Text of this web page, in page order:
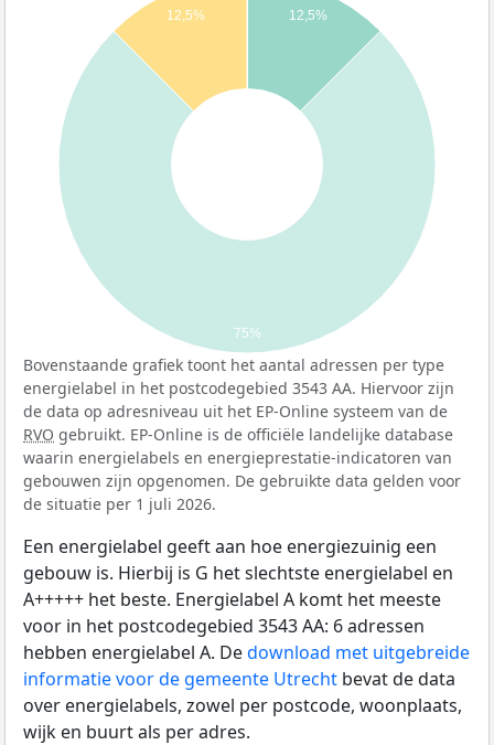
12,5%
12,5%
75%
Bovenstaande grafiek toont het aantal adressen per type
energielabel in het postcodegebied 3543 AA. Hiervoor zijn
de data op adresniveau uit het EP-Online systeem van de
RVO gebruikt. EP-Online is de officiële landelijke database
waarin energielabels en energieprestatie-indicatoren van
gebouwen zijn opgenomen. De gebruikte data gelden voor
de situatie per 1 juli 2026.
Een energielabel geeft aan hoe energiezuinig een
gebouw is. Hierbij is G het slechtste energielabel en
A+++++ het beste. Energielabel A komt het meeste
voor in het postcodegebied 3543 AA: 6 adressen
hebben energielabel A. Dedownload met uitgebreide
informatie voor de gemeente Utrecht bevat de data
over energielabels, zowel per postcode, woonplaats,
wijk en buurt als per adres.